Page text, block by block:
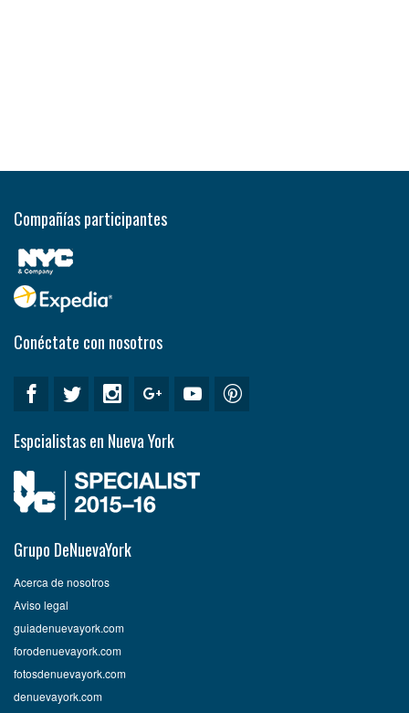
Compañías participantes
Conéctate con nosotros
Espcialistas en Nueva York
Grupo DeNuevaYork
Acerca de nosotros
Aviso legal
guiadenuevayork.com
forodenuevayork.com
fotosdenuevayork.com
denuevayork.com